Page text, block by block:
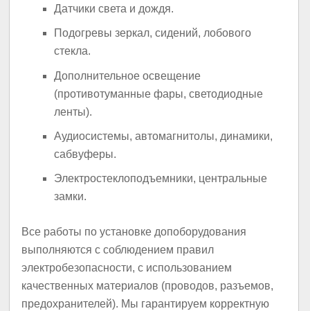
Датчики света и дождя.
Подогревы зеркал, сидений, лобового
стекла.
Дополнительное освещение
(противотуманные фары, светодиодные
ленты).
Аудиосистемы, автомагнитолы, динамики,
сабвуферы.
Электростеклоподъемники, центральные
замки.
Все работы по установке допоборудования
выполняются с соблюдением правил
электробезопасности, с использованием
качественных материалов (проводов, разъемов,
предохранителей). Мы гарантируем корректную